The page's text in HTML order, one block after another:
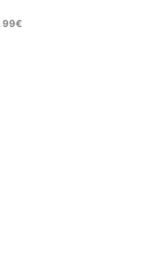
99€